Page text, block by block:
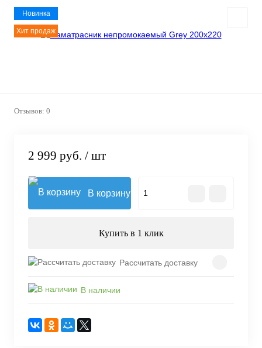
Новинка
Хит продаж
Отзывов: 0
2 999 руб. / шт
В корзину
Купить в 1 клик
Рассчитать доставку
В наличии